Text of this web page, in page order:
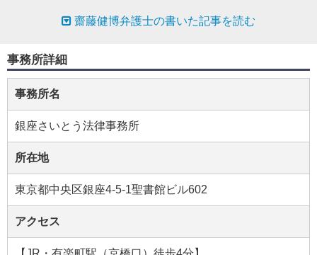
齋藤健博弁護士の書いた記事を読む
事務所詳細
事務所名
銀座さいとう法律事務所
所在地
東京都中央区銀座4-5-1聖書館ビル602
アクセス